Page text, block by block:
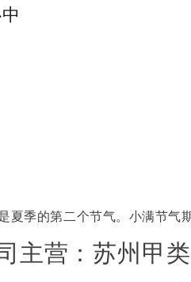
季的第二个节气。小满节气
主营：苏州甲